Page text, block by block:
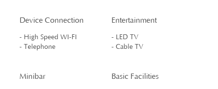
Device Connection
- High Speed WI-FI
- Telephone
Minibar
Entertainment
- LED TV
- Cable TV
Basic Facilities